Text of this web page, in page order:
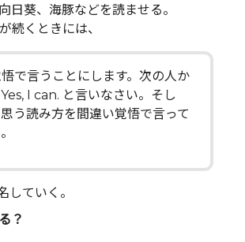
日葵、海豚などを読ませる。
くときには、
で言うことにします。次の人か
I can. と言いなさい。そし
う読み方を間違い覚悟で言って
していく。
？